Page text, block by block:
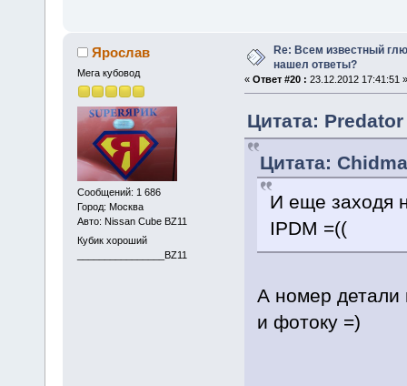
Ярослав
Мега кубовод
Сообщений: 1 686
Город: Москва
Авто: Nissan Cube BZ11
Кубик хороший
________________BZ11
Re: Всем известный
нашел ответы?
« Ответ #20 : 23.12.2012 17:41:51 »
Цитата:
Цитата:
И еще заходя
IPDM =((
А номер детали
и фотоку =)